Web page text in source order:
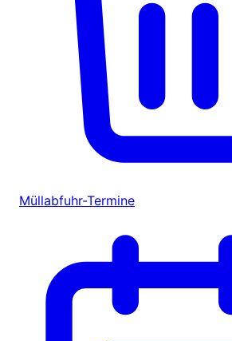
Müllabfuhr-Termine